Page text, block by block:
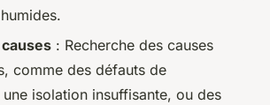
: Recherche des causes
comme des défauts de
isolation insuffisante, ou des